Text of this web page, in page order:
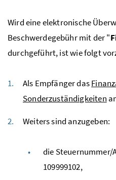
Wird eine elektronische
Beschwerdegebühr mit der "
durchgeführt, ist wie folgt
Als Empfänger das
Sonderzuständigkeiten
Weiters sind anzugeben:
die
109999102,